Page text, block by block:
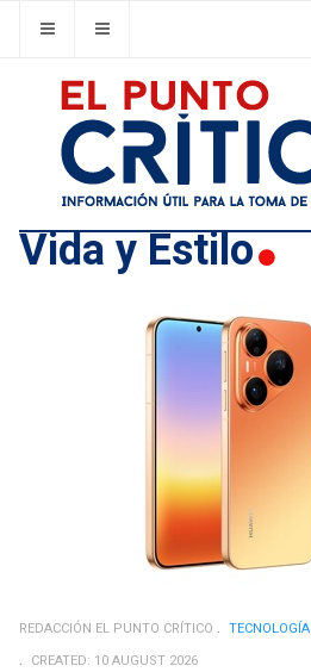
Vida y Estilo
REDACCIÓN EL PUNTO CRÍTICO
TECNOLOGÍ­A
CREATED: 10 AUGUST 2026